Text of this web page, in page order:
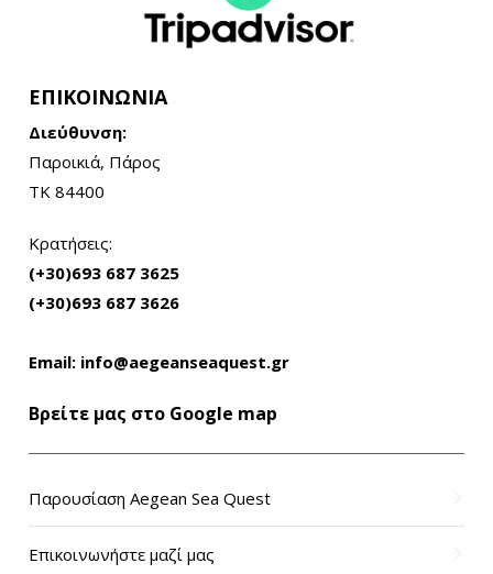
ΕΠΙΚΟΙΝΩΝΙΑ
Διεύθυνση:
Παροικιά, Πάρος
ΤΚ 84400
Κρατήσεις:
(+30)693 687 3625
(+30)693 687 3626
Email: info@aegeanseaquest.gr
Βρείτε μας στο Google map
Παρουσίαση Aegean Sea Quest
Επικοινωνήστε μαζί μας